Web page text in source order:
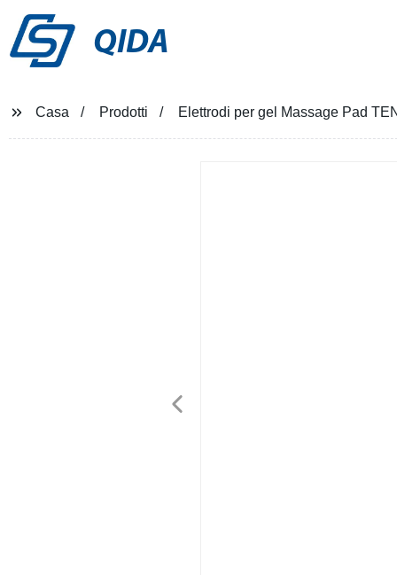
QIDA
Casa Prodotti Elettrodi per gel Massage Pad